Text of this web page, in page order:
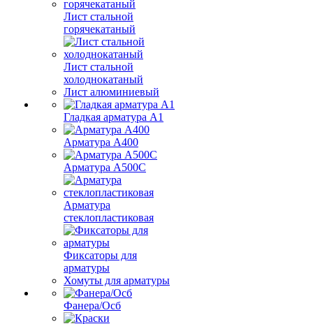
Лист стальной
горячекатаный
Лист стальной
холоднокатаный
Лист алюминиевый
Гладкая арматура А1
Арматура А400
Арматура A500C
Арматура
стеклопластиковая
Фиксаторы для
арматуры
Хомуты для арматуры
Фанера/Осб